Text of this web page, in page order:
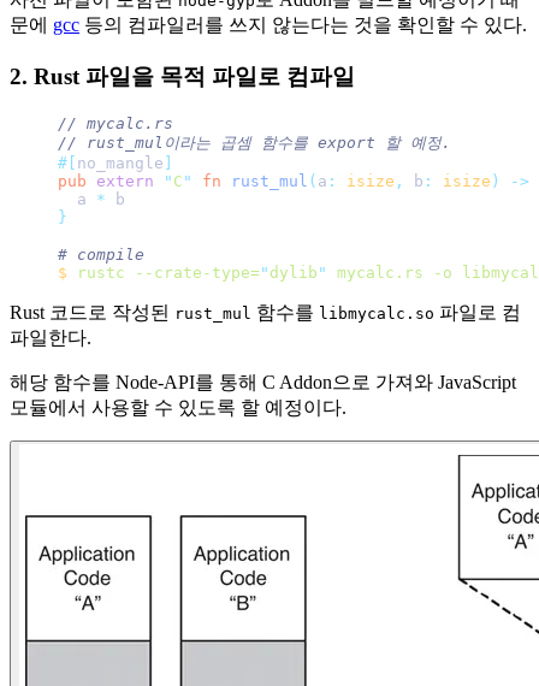
문에 gcc 등의 컴파일러를 쓰지 않는다는 것을 확인할 수 있다.
2. Rust 파일을 목적 파일로 컴파일
// mycalc.rs
// rust_mul이라는 곱셈 함수를 export 할 예정.
#[ no_mangle
pub extern " C " fn rust_mul ( a : isize , b : isize ) ->
  a
* b
}
# compile
$ rustc --crate-type=" dylib " mycalc.rs -o
Rust 코드로 작성된 rust_mul 함수를 libmycalc.so 파일로 컴
파일한다.
해당 함수를 Node-API를 통해 C Addon으로 가져와 JavaScript
모듈에서 사용할 수 있도록 할 예정이다.